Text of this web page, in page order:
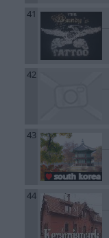
41
42
43
44